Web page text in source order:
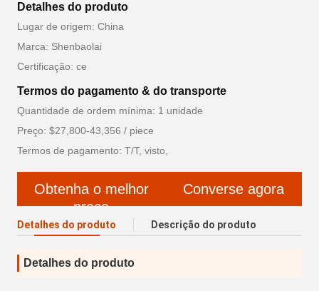
Detalhes do produto
Lugar de origem: China
Marca: Shenbaolai
Certificação: ce
Termos do pagamento & do transporte
Quantidade de ordem mínima: 1 unidade
Preço: $27,800-43,356 / piece
Termos de pagamento: T/T, visto,
Obtenha o melhor
preço
Converse agora
Detalhes do produto Descrição do produto
Detalhes do produto